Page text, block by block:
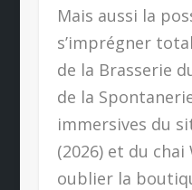
Mais aussi la
s’imprégner
de la Brasserie
de la
immersives du
(2026) et du chai
oublier la